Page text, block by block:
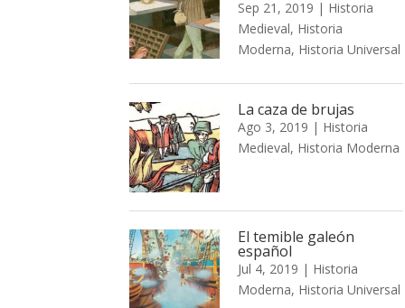
Sep 21, 2019 | Historia
Medieval, Historia
Moderna, Historia Universal
La caza de brujas
Ago 3, 2019 | Historia
Medieval, Historia Moderna
El temible galeón
español
Jul 4, 2019 | Historia
Moderna, Historia Universal